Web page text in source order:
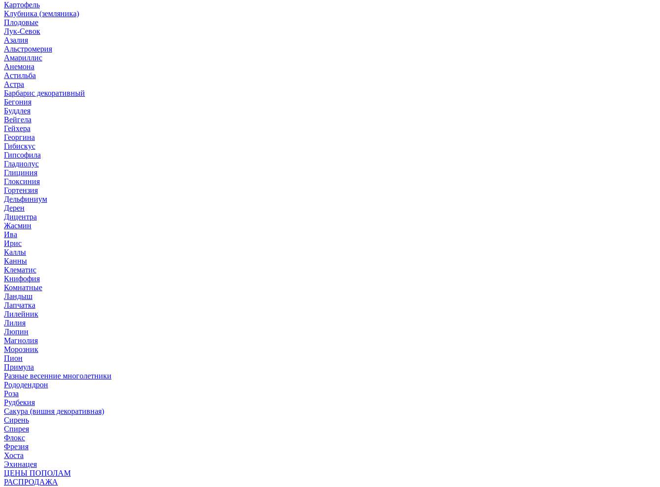
Картофель
Клубника (земляника)
Плодовые
Лук-Севок
Азалия
Альстромерия
Амариллис
Анемона
Астильба
Астра
Барбарис декоративный
Бегония
Буддлея
Вейгела
Гейхера
Георгина
Гибискус
Гипсофила
Гладиолус
Глициния
Глоксиния
Гортензия
Дельфиниум
Дерен
Дицентра
Жасмин
Ива
Ирис
Каллы
Канны
Клематис
Книфофия
Комнатные
Ландыш
Лапчатка
Лилейник
Лилия
Люпин
Магнолия
Морозник
Пион
Примула
Разные весенние многолетники
Рододендрон
Роза
Рудбекия
Сакура (вишня декоративная)
Сирень
Спирея
Флокс
Фрезия
Хоста
Эхинацея
ЦЕНЫ ПОПОЛАМ
РАСПРОДАЖА